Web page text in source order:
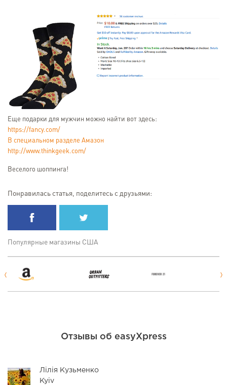
Еще подарки для мужчин можно найти вот здесь:
https://fancy.com/
В специальном разделе Амазон
http://www.thinkgeek.com/
Веселого шоппинга!
Понравилась статья, поделитесь с друзьями:
Популярные магазины США
Отзывы об easyXpress
Лілія Кузьменко
Kyiv